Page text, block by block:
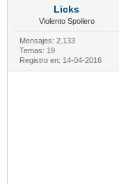
Licks
Violento Spoilero
Mensajes: 2.133
Temas: 19
Registro en: 14-04-2016